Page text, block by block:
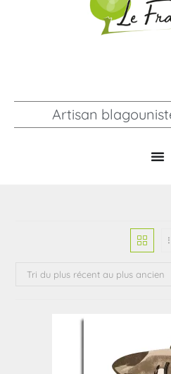
Artisan
Tri du plus récent au plus ancien